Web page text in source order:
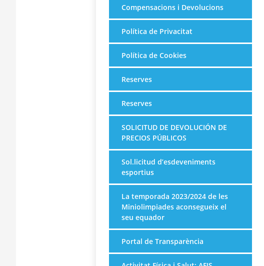
Compensacions i Devolucions
Política de Privacitat
Política de Cookies
Reserves
Reserves
SOLICITUD DE DEVOLUCIÓN DE
PRECIOS PÚBLICOS
Sol.licitud d’esdeveniments
esportius
La temporada 2023/2024 de les
Miniolimpiades aconsegueix el
seu equador
Portal de Transparència